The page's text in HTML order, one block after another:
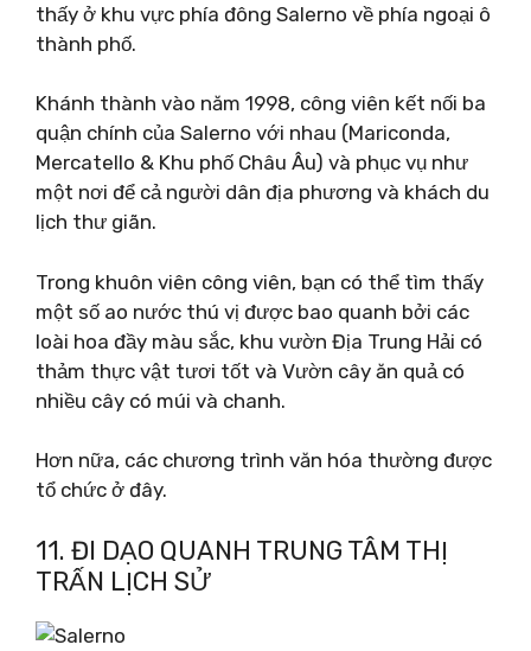
thấy ở khu vực phía đông Salerno về phía ngoại ô
thành phố.
Khánh thành vào năm 1998, công viên kết nối ba
quận chính của Salerno với nhau (Mariconda,
Mercatello & Khu phố Châu Âu) và phục vụ như
một nơi để cả người dân địa phương và khách du
lịch thư giãn.
Trong khuôn viên công viên, bạn có thể tìm thấy
một số ao nước thú vị được bao quanh bởi các
loài hoa đầy màu sắc, khu vườn Địa Trung Hải có
thảm thực vật tươi tốt và Vườn cây ăn quả có
nhiều cây có múi và chanh.
Hơn nữa, các chương trình văn hóa thường được
tổ chức ở đây.
11. ĐI DẠO QUANH TRUNG TÂM THỊ
TRẤN LỊCH SỬ